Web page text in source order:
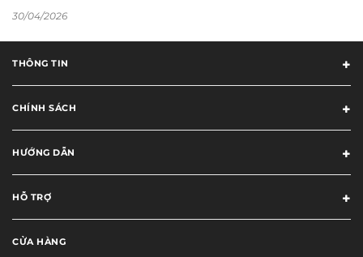
30/04/2026
THÔNG TIN
CHÍNH SÁCH
HƯỚNG DẪN
HỖ TRỢ
CỬA HÀNG